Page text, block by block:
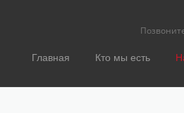
Главная Кто мы есть